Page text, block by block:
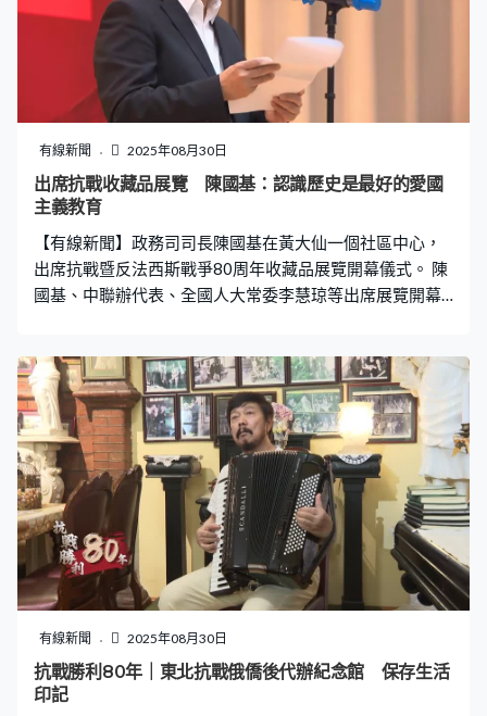
現中華民族偉大復興不懈奮鬥。」李家超又說會帶領各界
受邀人士到北京，出席下月3日的抗戰80周年閱兵儀式，
他形容是難得機會再次紀念抗戰，亦可體會國家建設。 政
務司司長陳國基聯同中聯辦代表、全國人大常委李慧琼
等，到黃大仙一個社區中心出席抗戰暨反法西斯戰爭80周
年收藏品展覽開幕儀式。他指認識抗戰歷史是最好的愛國
主義教育，又指要警惕危害國安的思想，「今日國家繁榮
昌盛，大部份人都沒有親身經歷過戰爭的洗禮，正因如
主義教育。時刻牢記今天國家的和諧穩定、繁榮
有線新聞 2025年08月30日
出席抗戰收藏品展覽 陳國基：認識歷史是最好的愛國
主義教育
【有線新聞】政務司司長陳國基在黃大仙一個社區中心，
出席抗戰暨反法西斯戰爭80周年收藏品展覽開幕儀式。 陳
國基、中聯辦代表、全國人大常委李慧琼等出席展覽開幕
最好的愛國主義教育，又指要警惕危害國安的思想，「今
日大部份人都沒有親身經歷過戰爭的洗禮，正因如此，我
們更應趁這個意義重大的日子向年青一代進行愛國主義教
育。時刻牢記今天國家的和諧穩定、繁榮昌盛實在得來不
易，更加要高度警惕所有試圖破壞國家安全的思想和言
論。」
有線新聞 2025年08月30日
抗戰勝利80年｜東北抗戰俄僑後代辦紀念館 保存生活
印記